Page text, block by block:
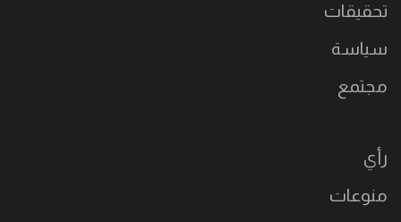
تحقيقات
سياسة
مجتمع
رأي
منوعات